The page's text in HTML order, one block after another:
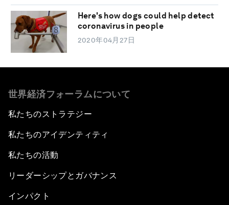
Here's how dogs could help detect
coronavirus in people
2020年04月27日
世界経済フォーラムについて
私たちのストラテジー
私たちのアイデンティティ
私たちの活動
リーダーシップとガバナンス
インパクト